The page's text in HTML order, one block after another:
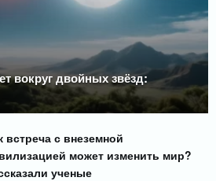
вокруг двойных звёзд:
встреча с внеземной
может изменить мир?
ученые